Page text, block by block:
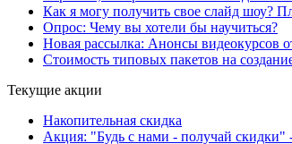
Как я могу получить свое слайд шоу?
Опрос: Чему вы хотели бы научиться?
Новая рассылка: Анонсы видеокурсов
Стоимость типовых пакетов на
Текущие акции
Накопительная скидка
Акция: "Будь с нами - получай скидки"